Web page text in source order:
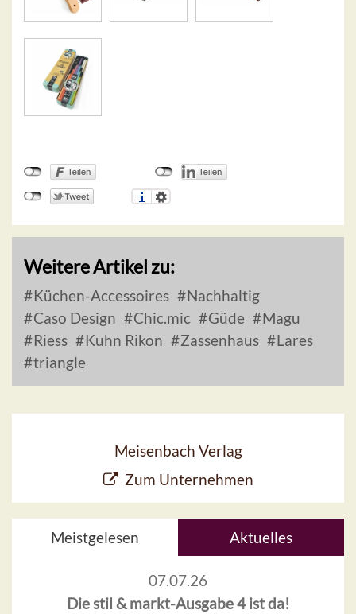
Weitere Artikel zu:
Küchen-Accessoires
Nachhaltig
Caso Design
Chic.mic Güde
Magu
Riess
Kuhn Rikon Zassenhaus
Lares
triangle
Meisenbach Verlag
Zum Unternehmen
Meistgelesen Aktuelles
07.07.26
Die stil & markt-Ausgabe 4 ist da!